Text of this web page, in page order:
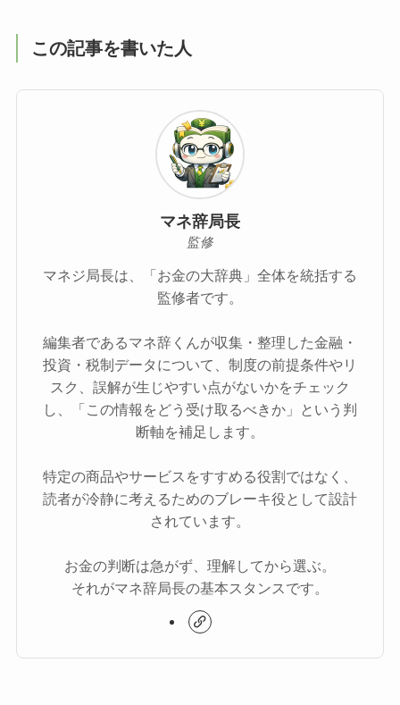
この記事を書いた人
マネ辞局長
監修
マネジ局長は、「お金の大辞典」全体を統括する
監修者です。
編集者であるマネ辞くんが収集・整理した金融・
投資・税制データについて、制度の前提条件やリ
スク、誤解が生じやすい点がないかをチェック
し、「この情報をどう受け取るべきか」という判
断軸を補足します。
特定の商品やサービスをすすめる役割ではなく、
読者が冷静に考えるためのブレーキ役として設計
されています。
お金の判断は急がず、理解してから選ぶ。
それがマネ辞局長の基本スタンスです。